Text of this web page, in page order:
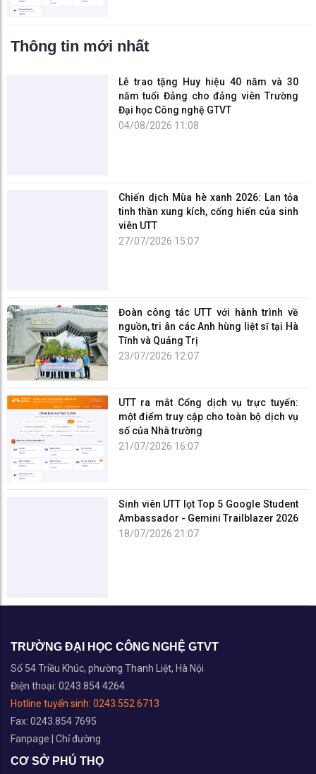
Thông tin mới nhất
Lễ trao tặng Huy hiệu 40 năm và 30
năm tuổi Đảng cho đảng viên Trường
Đại học Công nghệ GTVT
04/08/2026 11:08
Chiến dịch Mùa hè xanh 2026: Lan tỏa
tinh thần xung kích, cống hiến của sinh
viên UTT
27/07/2026 15:07
Tĩnh và Quảng Trị
23/07/2026 12:07
số của Nhà trường
21/07/2026 16:07
18/07/2026 21:07
Điện thoại: 0243.854 4264
Hotline tuyển sinh:0243.552 6713
Fax: 0243.854 7695
Fanpage|Chỉ đường
CƠ SỞ PHÚ THỌ
Điện thoại: 0211.386.7405